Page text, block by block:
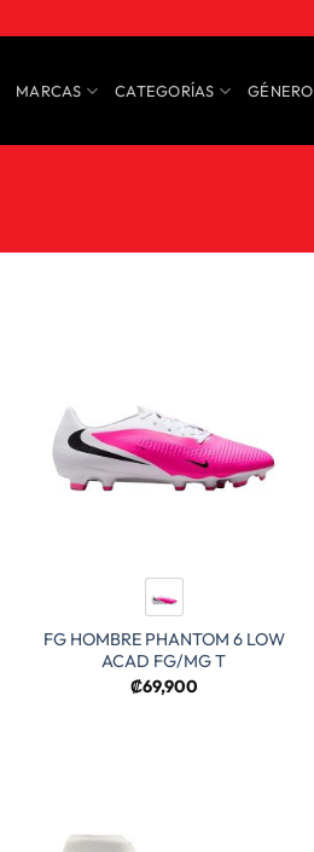
MARCAS CATEGORÍAS GÉNERO
FG HOMBRE PHANTOM 6 LOW
ACAD FG/MG T
₡69,900